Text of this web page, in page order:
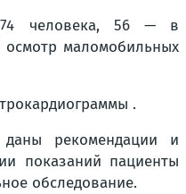
человека, 56 — в
маломобильных
.
даны рекомендации и
показаний пациенты
обследование.